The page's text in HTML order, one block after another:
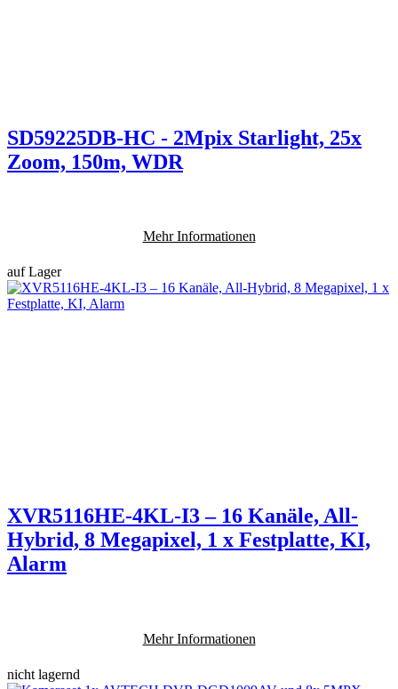
SD59225DB-HC - 2Mpix Starlight, 25x
Zoom, 150m, WDR
Mehr Informationen
auf Lager
XVR5116HE-4KL-I3 – 16 Kanäle, All-
Hybrid, 8 Megapixel, 1 x Festplatte, KI,
Alarm
Mehr Informationen
nicht lagernd